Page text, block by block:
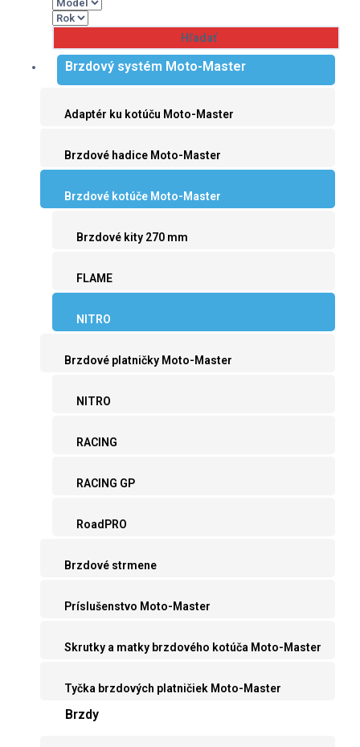
Brzdový systém Moto-Master
Adaptér ku kotúču Moto-Master
Brzdové hadice Moto-Master
Brzdové kotúče Moto-Master
Brzdové kity 270 mm
FLAME
NITRO
Brzdové platničky Moto-Master
NITRO
RACING
RACING GP
RoadPRO
Brzdové strmene
Príslušenstvo Moto-Master
Skrutky a matky brzdového kotúča Moto-Master
Tyčka brzdových platničiek Moto-Master
Brzdy